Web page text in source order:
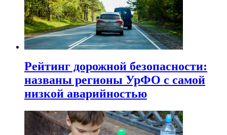
Рейтинг дорожной безопасности:
названы регионы УрФО с самой
низкой аварийностью